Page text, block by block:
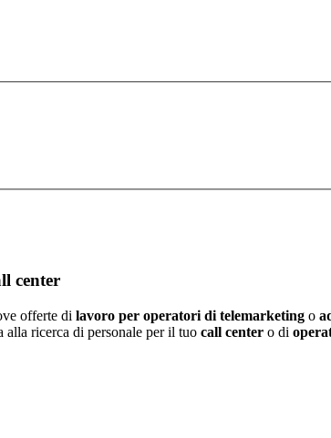
center
offerte di lavoro per operatori di telemarketing o
alla ricerca di personale per il tuo call center o di